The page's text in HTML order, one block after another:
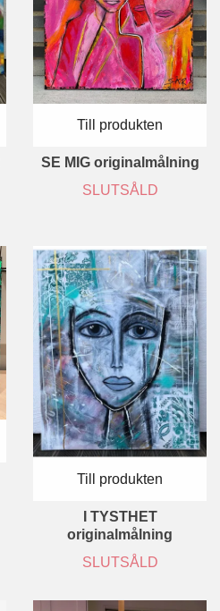
Till produkten
SE MIG originalmålning
SLUTSÅLD
Till produkten
I TYSTHET
originalmålning
SLUTSÅLD